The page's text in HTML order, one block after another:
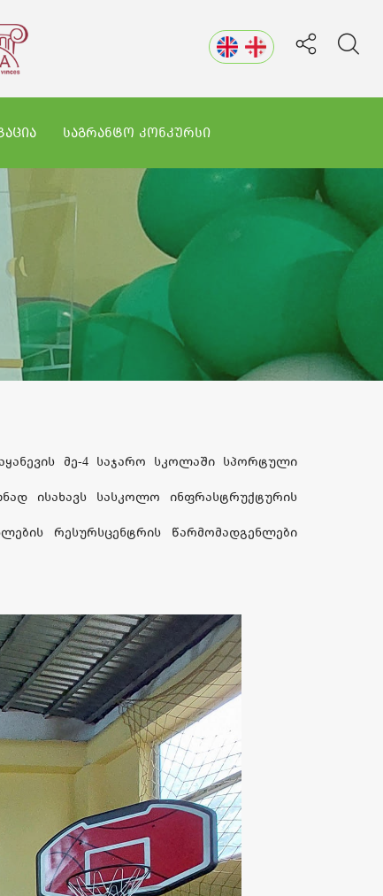
ᲡᲐᲒᲠᲐᲜᲢᲝ ᲙᲝᲜᲙᲣᲠᲡᲘ
მე-4 საჯარო სკოლაში სპორტული
ისახავს სასკოლო ინფრასტრუქტურის
რესურსცენტრის წარმომადგენლები